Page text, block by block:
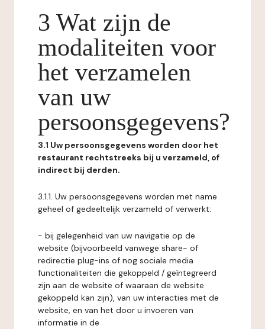
3 Wat zijn de
modaliteiten voor
het verzamelen
van uw
persoonsgegevens?
3.1 Uw persoonsgegevens worden door het
restaurant rechtstreeks bij u verzameld, of
indirect bij derden.
3.1.1. Uw persoonsgegevens worden met name
geheel of gedeeltelijk verzameld of verwerkt:
- bij gelegenheid van uw navigatie op de
website (bijvoorbeeld vanwege share- of
redirectie plug-ins of nog sociale media
functionaliteiten die gekoppeld / geïntegreerd
zijn aan de website of waaraan de website
gekoppeld kan zijn), van uw interacties met de
website, en van het door u invoeren van
informatie in de